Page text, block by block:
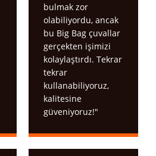
bulmak zor
olabiliyordu, ancak
bu Big Bag çuvallar
gerçekten işimizi
kolaylaştırdı. Tekrar
tekrar
kullanabiliyoruz,
kalitesine
güveniyoruz!"